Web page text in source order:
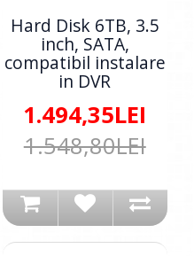
Hard Disk 6TB, 3.5
inch, SATA,
compatibil instalare
in DVR
1.494,35LEI
1.548,80LEI